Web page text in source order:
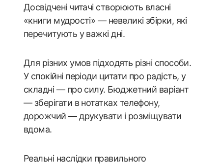
Досвідчені читачі створюють власні
«книги мудрості» — невеликі збірки, які
перечитують у важкі дні.
Для різних умов підходять різні способи.
У спокійні періоди цитати про радість, у
складні — про силу. Бюджетний варіант
— зберігати в нотатках телефону,
дорожчий — друкувати і розміщувати
вдома.
Реальні наслідки правильного